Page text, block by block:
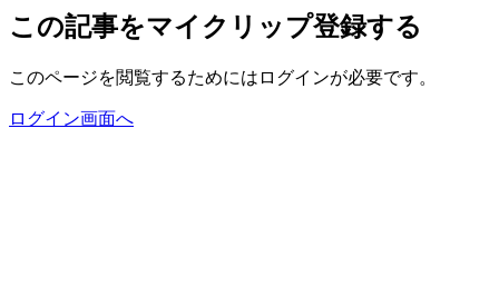
この記事をマイクリップ登録する
このページを閲覧するためにはログインが必要です。
ログイン画面へ